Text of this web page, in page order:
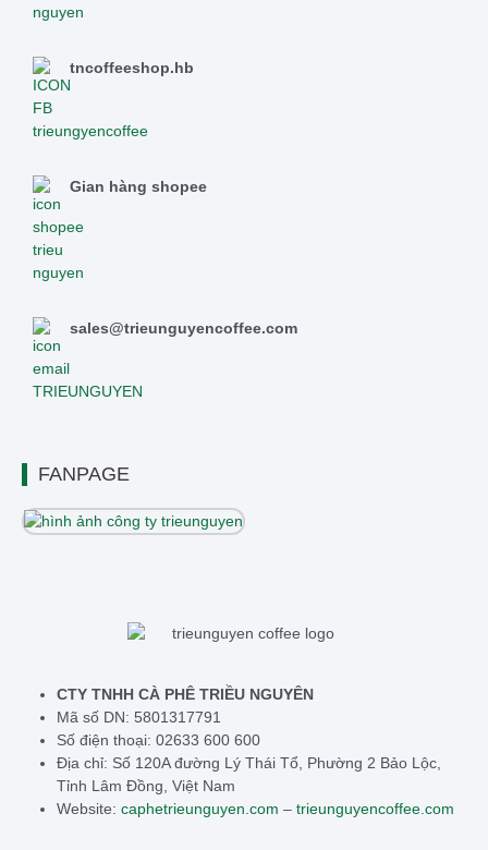
tncoffeeshop.hb
Gian hàng shopee
sales@trieunguyencoffee.com
FANPAGE
CTY TNHH CÀ PHÊ TRIỀU NGUYÊN
Mã số DN: 5801317791
Số điện thoại: 02633 600 600
Địa chỉ: Số 120A đường Lý Thái Tổ, Phường 2 Bảo Lộc,
Tỉnh Lâm Đồng, Việt Nam
Website: caphetrieunguyen.com – trieunguyencoffee.com